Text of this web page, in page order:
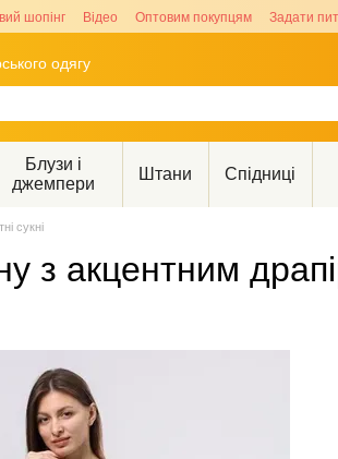
шопінг Відео Оптовим покупцям Задати
одягу
Блузи і
джемпери
Штани Спідниці
сукні
з акцентним